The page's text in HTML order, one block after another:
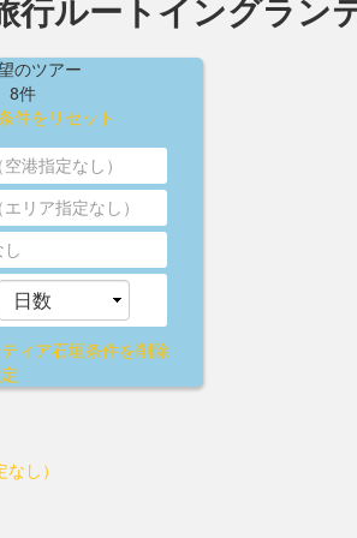
行ルートイングラン
のツアー
8件
件をリセット
港指定なし）
リア指定なし）
ィア石垣条件を削除
し）